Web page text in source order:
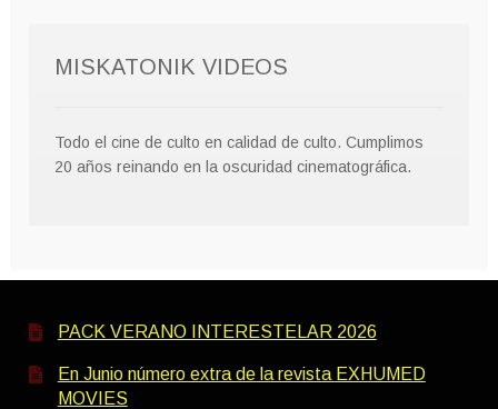
MISKATONIK VIDEOS
Todo el cine de culto en calidad de culto. Cumplimos
20 años reinando en la oscuridad cinematográfica.
PACK VERANO INTERESTELAR 2026
En Junio número extra de la revista EXHUMED
MOVIES